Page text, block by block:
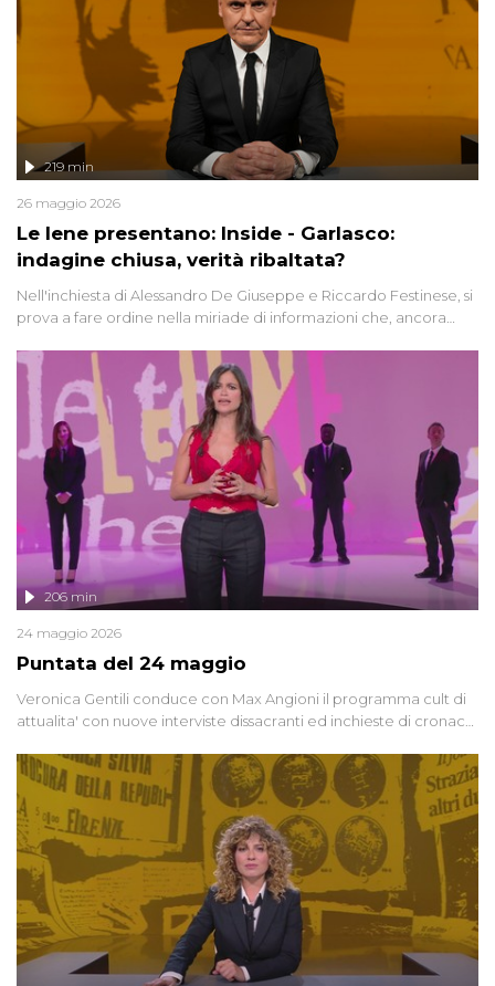
Le Iene presentano: Inside - Garlasco:
indagine chiusa, verità ribaltata?
219 min
26 maggio 2026
Nell'inchiesta di Alessandro De Giuseppe e Riccardo Festinese, si
prova a fare ordine nella miriade di informazioni che, ancora
giudiziarie più discusse degli ultimi anni. Lo speciale ricostruisce la
vicenda mettendo in fila testimonianze, errori, dettagli
controversi e i protagonisti di un'indagine che sembra non avere
fine.
Puntata del 24 maggio
206 min
24 maggio 2026
Veronica Gentili conduce con Max Angioni il programma cult di
attualita' con nuove interviste dissacranti ed inchieste di cronaca